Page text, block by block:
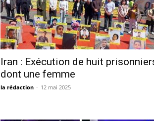
Iran : Exécution de huit
dont une femme
la rédaction - 12 mai 2025